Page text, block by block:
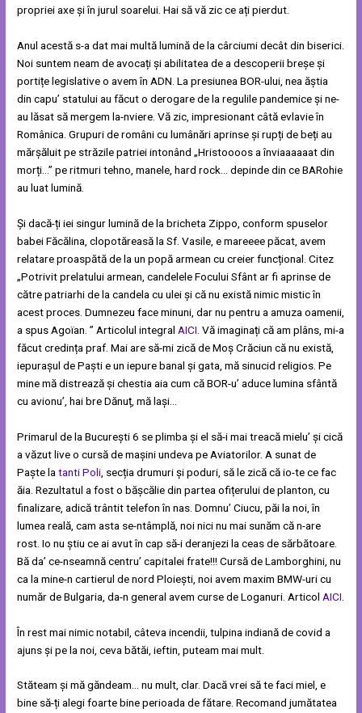
propriei axe și în jurul soarelui. Hai să vă zic ce ați pierdut.
Anul acestă s-a dat mai multă lumină de la cârciumi decât din biserici.
Noi suntem neam de avocați și abilitatea de a descoperii breșe și
portițe legislative o avem în ADN. La presiunea BOR-ului, nea ăștia
din capu’ statului au făcut o derogare de la regulile pandemice și ne-
au lăsat să mergem la-nviere. Vă zic, impresionant câtă evlavie în
Românica. Grupuri de români cu lumânări aprinse și rupți de beți au
mărșăluit pe străzile patriei intonând „Hristoooos a înviaaaaaat din
morți…” pe ritmuri tehno, manele, hard rock… depinde din ce BARohie
au luat lumină.
Și dacă-ți iei singur lumină de la bricheta Zippo, conform spuselor
babei Făcălina, clopotăreasă la Sf. Vasile, e mareeee păcat, avem
relatare proaspătă de la un popă armean cu creier funcțional. Citez
„Potrivit prelatului armean, candelele Focului Sfânt ar fi aprinse de
către patriarhi de la candela cu ulei şi că nu există nimic mistic în
acest proces. Dumnezeu face minuni, dar nu pentru a amuza oamenii,
a spus Agoïan. ” Articolul integral AICI . Vă imaginați că am plâns, mi-a
făcut credința praf. Mai are să-mi zică de Moș Crăciun că nu există,
iepurașul de Paști e un iepure banal și gata, mă sinucid religios. Pe
mine mă distrează și chestia aia cum că BOR-u’ aduce lumina sfântă
cu avionu’, hai bre Dănuț, mă lași…
Primarul de la București 6 se plimba și el să-i mai treacă mielu’ și cică
a văzut live o cursă de mașini undeva pe Aviatorilor. A sunat de
Paște latanti Poli , secția drumuri și poduri, să le zică că io-te ce fac
ăia. Rezultatul a fost o bășcălie din partea ofițerului de planton, cu
finalizare, adică trântit telefon în nas. Domnu’ Ciucu, păi la noi, în
lumea reală, cam asta se-ntâmplă, noi nici nu mai sunăm că n-are
rost. Io nu știu ce ai avut în cap să-i deranjezi la ceas de sărbătoare.
Bă da’ ce-nseamnă centru’ capitalei frate!!! Cursă de Lamborghini, nu
ca la mine-n cartierul de nord Ploiești, noi avem maxim BMW-uri cu
număr de Bulgaria, da-n general avem curse de Loganuri. Articol AICI
În rest mai nimic notabil, câteva incendii, tulpina indiană de covid a
ajuns și pe la noi, ceva bătăi, ieftin, puteam mai mult.
Stăteam și mă găndeam… nu mult, clar. Dacă vrei să te faci miel, e
bine să-ți alegi foarte bine perioada de fătare. Recomand jumătatea